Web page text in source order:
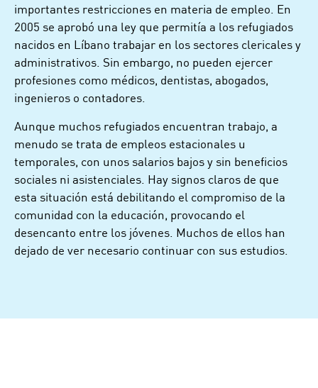
importantes restricciones en materia de empleo. En
2005 se aprobó una ley que permitía a los refugiados
nacidos en Líbano trabajar en los sectores clericales y
administrativos. Sin embargo, no pueden ejercer
profesiones como médicos, dentistas, abogados,
ingenieros o contadores.
Aunque muchos refugiados encuentran trabajo, a
menudo se trata de empleos estacionales u
temporales, con unos salarios bajos y sin beneficios
sociales ni asistenciales. Hay signos claros de que
esta situación está debilitando el compromiso de la
comunidad con la educación, provocando el
desencanto entre los jóvenes. Muchos de ellos han
dejado de ver necesario continuar con sus estudios.